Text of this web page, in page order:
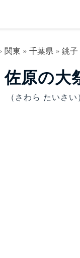
関東 » 千葉県» 銚
佐原の大
（さわら たいさい）